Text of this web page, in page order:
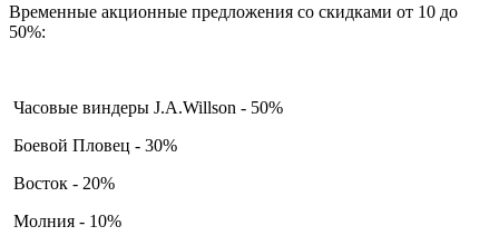
Временные акционные предложения со скидками от 10 до
50%:
Часовые виндеры J.A.Willson - 50%
Боевой Пловец - 30%
Восток - 20%
Молния - 10%